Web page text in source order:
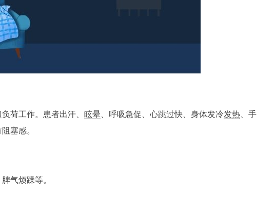
荷工作。患者出汗、 眩晕 、呼吸急促、心跳过快、身体发冷发热 、手
塞感。
气烦躁等。